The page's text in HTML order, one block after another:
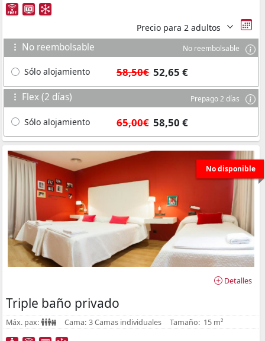
Precio para 2 adultos
No reembolsable No reembolsable
Sólo alojamiento 58,50€ 52,65 €
Flex (2 días) Prepago 2 días
Sólo alojamiento 65,00€ 58,50 €
No disponible
Detalles
Triple baño privado
Máx. pax: Cama: 3 Camas individuales Tamaño: 15 m²